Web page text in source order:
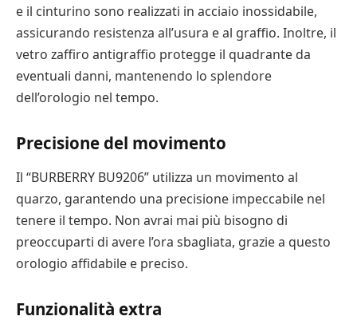
e il cinturino sono realizzati in acciaio inossidabile,
assicurando resistenza all’usura e al graffio. Inoltre, il
vetro zaffiro antigraffio protegge il quadrante da
eventuali danni, mantenendo lo splendore
dell’orologio nel tempo.
Precisione del movimento
Il “BURBERRY BU9206” utilizza un movimento al
quarzo, garantendo una precisione impeccabile nel
tenere il tempo. Non avrai mai più bisogno di
preoccuparti di avere l’ora sbagliata, grazie a questo
orologio affidabile e preciso.
Funzionalità extra